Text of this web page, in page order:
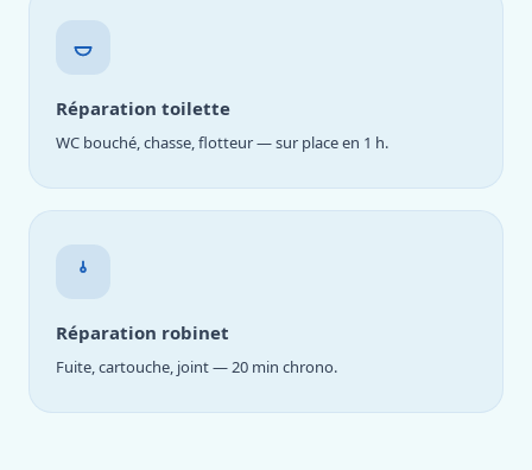
Réparation toilette
WC bouché, chasse, flotteur — sur place en 1 h.
Réparation robinet
Fuite, cartouche, joint — 20 min chrono.